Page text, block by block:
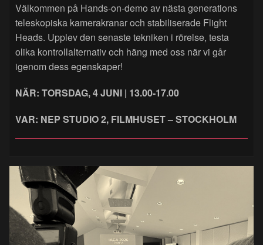
Välkommen på Hands‑on‑demo av nästa generations
teleskopiska kamerakranar och stabiliserade Flight
Heads. Upplev den senaste tekniken i rörelse, testa
olika kontrollalternativ och häng med oss när vi går
igenom dess egenskaper!
NÄR: TORSDAG, 4 JUNI | 13.00-17.00
VAR: NEP STUDIO 2, FILMHUSET – STOCKHOLM